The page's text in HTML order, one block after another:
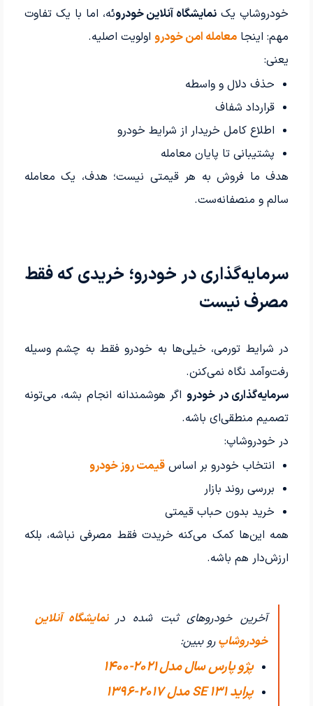
خودروشاپ یک نمایشگاه آنلاین خودروئه، اما با یک تفاوت
مهم: اینجا معامله امن خودرواولویت اصلیه.
یعنی:
حذف دلال و واسطه
قرارداد شفاف
اطلاع کامل خریدار از شرایط خودرو
پشتیبانی تا پایان معامله
هدف ما فروش به هر قیمتی نیست؛ هدف، یک معامله
سالم و منصفانه‌ست.
سرمایه‌گذاری در خودرو؛ خریدی که فقط
مصرف نیست
در شرایط تورمی، خیلی‌ها به خودرو فقط به چشم وسیله
رفت‌وآمد نگاه نمی‌کنن.
سرمایه‌گذاری در خودرو اگر هوشمندانه انجام بشه، می‌تونه
تصمیم منطقی‌ای باشه.
در خودروشاپ:
انتخاب خودرو بر اساس قیمت روز خودرو
بررسی روند بازار
خرید بدون حباب قیمتی
همه این‌ها کمک می‌کنه خریدت فقط مصرفی نباشه، بلکه
ارزش‌دار هم باشه.
آخرین خودروهای ثبت شده در نمایشگاه آنلاین
خودروشاپرو ببین:
پژو پارس سال مدل 2021-1400
پراید 131 SE مدل 2017-1396